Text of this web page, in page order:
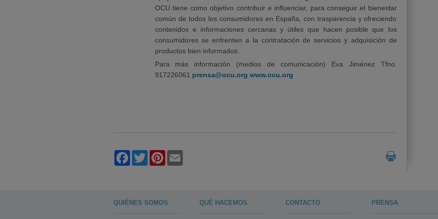
OCU tiene como objetivo contribuir e influenciar, para conseguir el bienestar
común de todos los consumidores en España, con trasparencia y ofreciendo
contenidos e informaciones cercanas y útiles que hacen posible que los
consumidores se enfrenten a la contratación de servicios y adquisición de
productos bien informados.
Para más información (medios de comunicación) Eva Jiménez Tfno.
917226061 prensa@ocu.org www.ocu.org
Facebook
TwitterPinterest
Email
QUIÉNES SOMOS QUÉ HACEMOS CONTACTO PRENSA